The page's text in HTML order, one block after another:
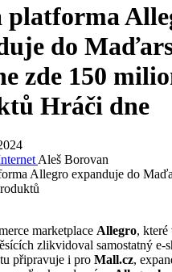
platforma
do
zde 150
Hráči dne
Aleš Borovan
marketplace Allegro, které
zlikvidoval samostatný e-
připravuje i pro Mall.cz,